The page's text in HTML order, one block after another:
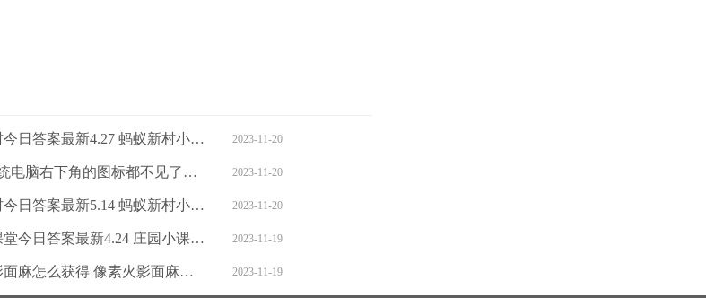
蚂蚁新村今日答案最新4.27 蚂蚁新村小课堂今日答案最新4月27日 2023-11-20
win10系统电脑右下角的图标都不见了怎么办 win10系统电脑右下角的图标都不见了解决方法 2023-11-20
蚂蚁新村今日答案最新5.14 蚂蚁新村小课堂今日答案最新5月14日 2023-11-20
庄园小课堂今日答案最新4.24 庄园小课堂今日答案2023年4月24日 2023-11-19
像素火影面麻怎么获得 像素火影面麻兑换码2023 2023-11-19